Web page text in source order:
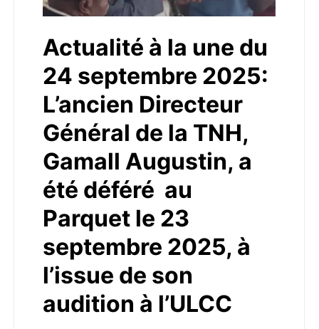
Actualité à la une du
24 septembre 2025:
L’ancien Directeur
Général de la TNH,
Gamall Augustin, a
été déféré au
Parquet le 23
septembre 2025, à
l’issue de son
audition à l’ULCC